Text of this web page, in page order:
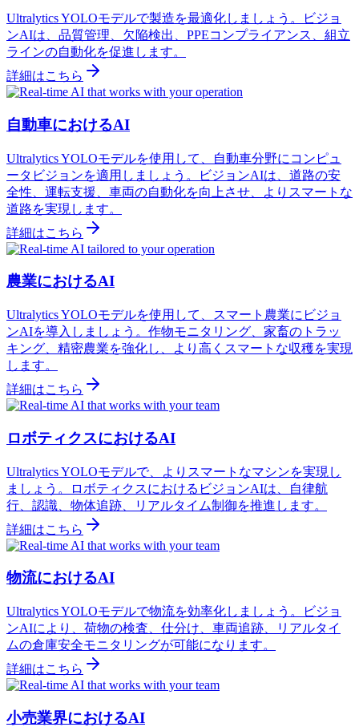
Ultralytics YOLOモデルで製造を最適化しましょう。ビジョ
ンAIは、品質管理、欠陥検出、PPEコンプライアンス、組立
ラインの自動化を促進します。
詳細はこちら
自動車におけるAI
Ultralytics YOLOモデルを使用して、自動車分野にコンピュ
ータビジョンを適用しましょう。ビジョンAIは、道路の安
全性、運転支援、車両の自動化を向上させ、よりスマートな
道路を実現します。
詳細はこちら
農業におけるAI
Ultralytics YOLOモデルを使用して、スマート農業にビジョ
ンAIを導入しましょう。作物モニタリング、家畜のトラッ
キング、精密農業を強化し、より高くスマートな収穫を実現
します。
詳細はこちら
ロボティクスにおけるAI
Ultralytics YOLOモデルで、よりスマートなマシンを実現し
ましょう。ロボティクスにおけるビジョンAIは、自律航
行、認識、物体追跡、リアルタイム制御を推進します。
詳細はこちら
物流におけるAI
Ultralytics YOLOモデルで物流を効率化しましょう。ビジョ
ンAIにより、荷物の検査、仕分け、車両追跡、リアルタイ
ムの倉庫安全モニタリングが可能になります。
詳細はこちら
小売業界におけるAI